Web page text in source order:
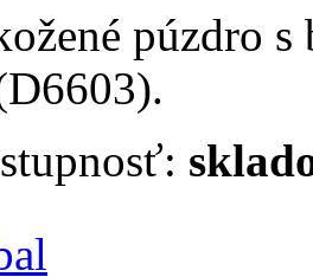
púzdro